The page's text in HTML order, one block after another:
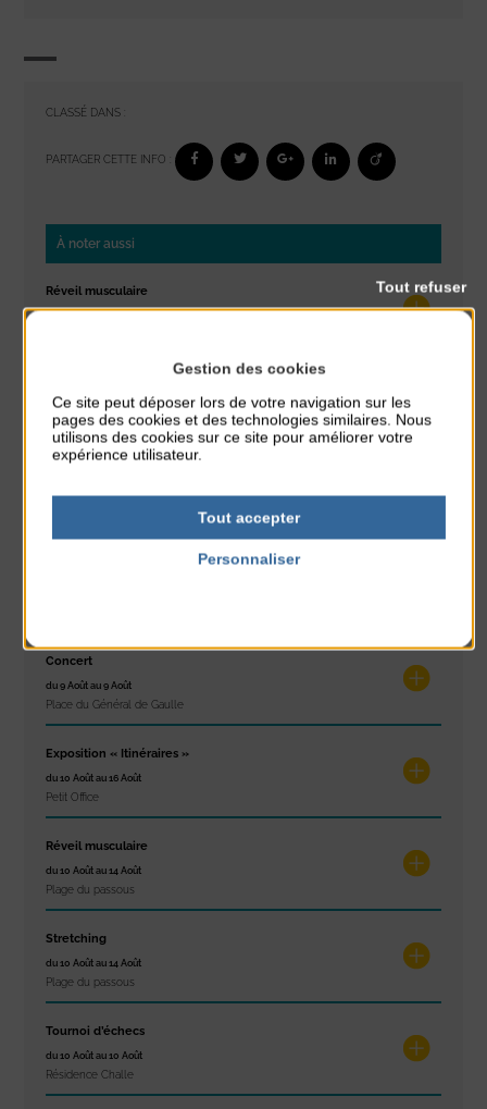
CLASSÉ DANS :
PARTAGER CETTE INFO :
À noter aussi
Réveil musculaire
du 3 Août au 7 Août
Plage du passous
Concert
du 9 Août au 9 Août
Place du Général de Gaulle
Exposition « Itinéraires »
du 10 Août au 16 Août
Petit Office
Réveil musculaire
du 10 Août au 14 Août
Plage du passous
Stretching
du 10 Août au 14 Août
Plage du passous
Tournoi d’échecs
du 10 Août au 10 Août
Résidence Challe
Gestion des cookies
Ce site peut déposer lors de votre navigation sur les
pages des cookies et des technologies similaires. Nous
utilisons des cookies sur ce site pour améliorer votre
expérience utilisateur.
Tout accepter
Tout refuser
Personnaliser